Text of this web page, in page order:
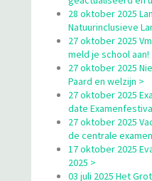
28 oktober 2025
Natuurinclusieve
27 oktober 2025
meld je school aan!
27 oktober 2025
Paard en welzijn >
27 oktober 2025
date
27 oktober 2025
de centrale
17 oktober 2025
2025 >
03 juli 2025 Het